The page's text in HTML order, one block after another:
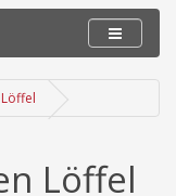
Löffel